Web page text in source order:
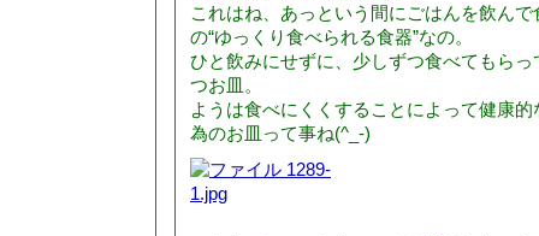
これはね、あっという間にごはんを飲ん
の“ゆっくり食べられる食器”なの。
ひと飲みにせずに、少しずつ食べてもら
つお皿。
ようは食べにくくすることによって健康
為のお皿って事ね(^_-)